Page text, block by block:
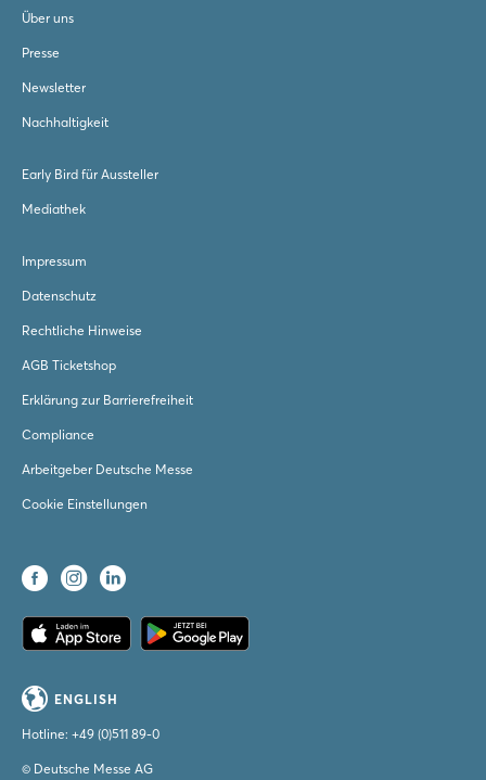
Über uns
Presse
Newsletter
Nachhaltigkeit
Early Bird für Aussteller
Mediathek
Impressum
Datenschutz
Rechtliche Hinweise
AGB Ticketshop
Erklärung zur Barrierefreiheit
Compliance
Arbeitgeber Deutsche Messe
Cookie Einstellungen
ENGLISH
Hotline: +49 (0)511 89-0
© Deutsche Messe AG